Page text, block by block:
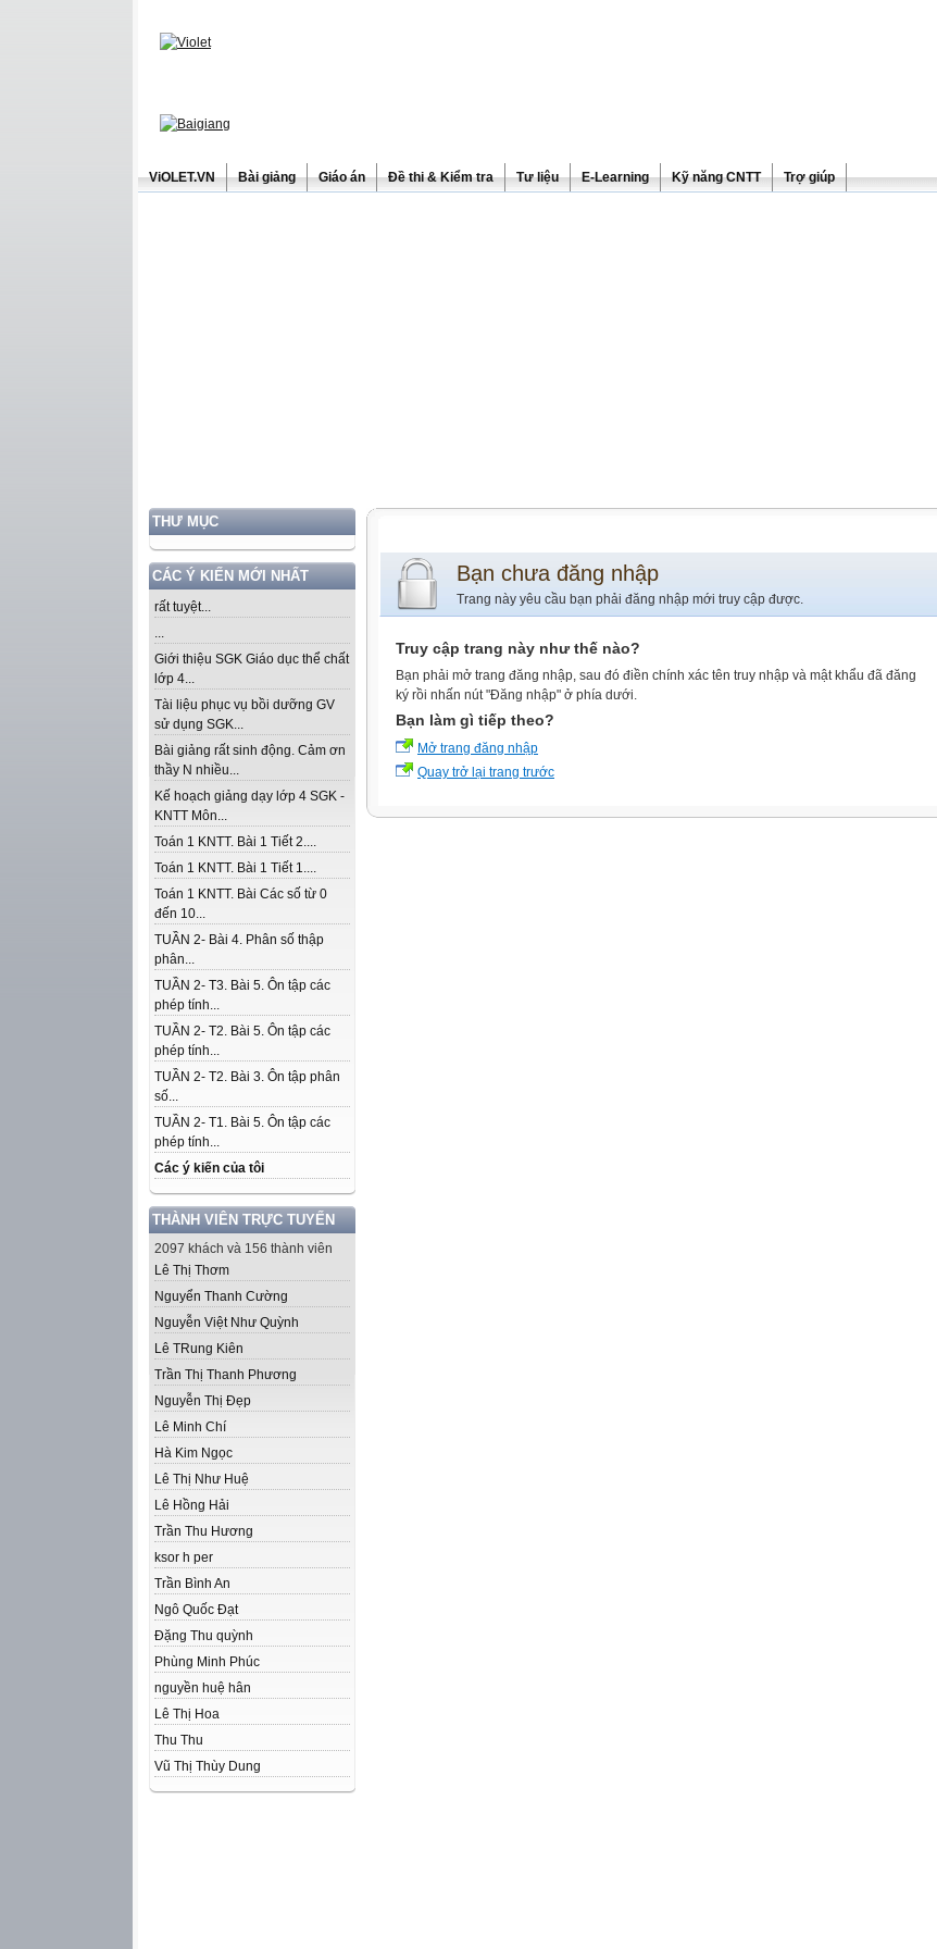
ViOLET.VN Bài giảng Giáo án Đề thi & Kiểm tra Tư liệu E-Learning Kỹ năng CNTT Trợ giúp
THƯ MỤC
CÁC Ý KIẾN MỚI NHẤT
rất tuyệt...
...
Giới thiệu SGK Giáo dục thể chất
lớp 4...
Tài liệu phục vụ bồi dưỡng GV
sử dụng SGK...
Bài giảng rất sinh động. Cảm ơn
thầy N nhiều...
Kế hoạch giảng dạy lớp 4 SGK -
KNTT Môn...
Toán 1 KNTT. Bài 1 Tiết 2....
Toán 1 KNTT. Bài 1 Tiết 1....
Toán 1 KNTT. Bài Các số từ 0
đến 10...
TUẦN 2- Bài 4. Phân số thập
phân...
TUẦN 2- T3. Bài 5. Ôn tập các
phép tính...
TUẦN 2- T2. Bài 5. Ôn tập các
phép tính...
TUẦN 2- T2. Bài 3. Ôn tập phân
số...
TUẦN 2- T1. Bài 5. Ôn tập các
phép tính...
Các ý kiến của tôi
THÀNH VIÊN TRỰC TUYẾN
2097 khách và 156 thành viên
Lê Thị Thơm
Nguyển Thanh Cường
Nguyễn Việt Như Quỳnh
Lê TRung Kiên
Trần Thị Thanh Phương
Nguyễn Thị Đẹp
Lê Minh Chí
Hà Kim Ngọc
Lê Thị Như Huệ
Lê Hồng Hải
Trần Thu Hương
ksor h per
Trần Bình An
Ngô Quốc Đạt
Đặng Thu quỳnh
Phùng Minh Phúc
nguyền huệ hân
Lê Thị Hoa
Thu Thu
Vũ Thị Thùy Dung
Bạn chưa đăng nhập
Trang này yêu cầu bạn phải đăng nhập mới truy cập được.
Truy cập trang này như thế nào?
Bạn phải mở trang đăng nhập, sau đó điền chính xác tên truy nhập và mật khẩu đã đăng
ký rồi nhấn nút "Đăng nhập" ở phía dưới.
Bạn làm gì tiếp theo?
Mở trang đăng nhập
Quay trở lại trang trước